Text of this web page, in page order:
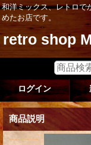
和洋ミックス、レトロで
めたお店です。
retro shop
ログイン
商品説明